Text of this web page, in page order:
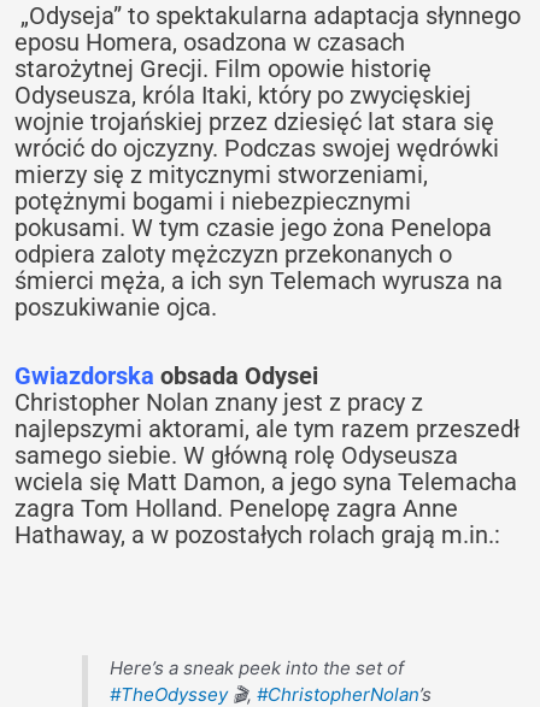
„Odyseja” to spektakularna adaptacja słynnego
eposu Homera, osadzona w czasach
starożytnej Grecji. Film opowie historię
Odyseusza, króla Itaki, który po zwycięskiej
wojnie trojańskiej przez dziesięć lat stara się
wrócić do ojczyzny. Podczas swojej wędrówki
mierzy się z mitycznymi stworzeniami,
potężnymi bogami i niebezpiecznymi
pokusami. W tym czasie jego żona Penelopa
odpiera zaloty mężczyzn przekonanych o
śmierci męża, a ich syn Telemach wyrusza na
poszukiwanie ojca.
Gwiazdorska obsada Odysei
Christopher Nolan znany jest z pracy z
najlepszymi aktorami, ale tym razem przeszedł
samego siebie. W główną rolę Odyseusza
wciela się Matt Damon, a jego syna Telemacha
zagra Tom Holland. Penelopę zagra Anne
Hathaway, a w pozostałych rolach grają m.in.:
Here’s a sneak peek into the set of
#TheOdyssey🎬, #ChristopherNolan’s